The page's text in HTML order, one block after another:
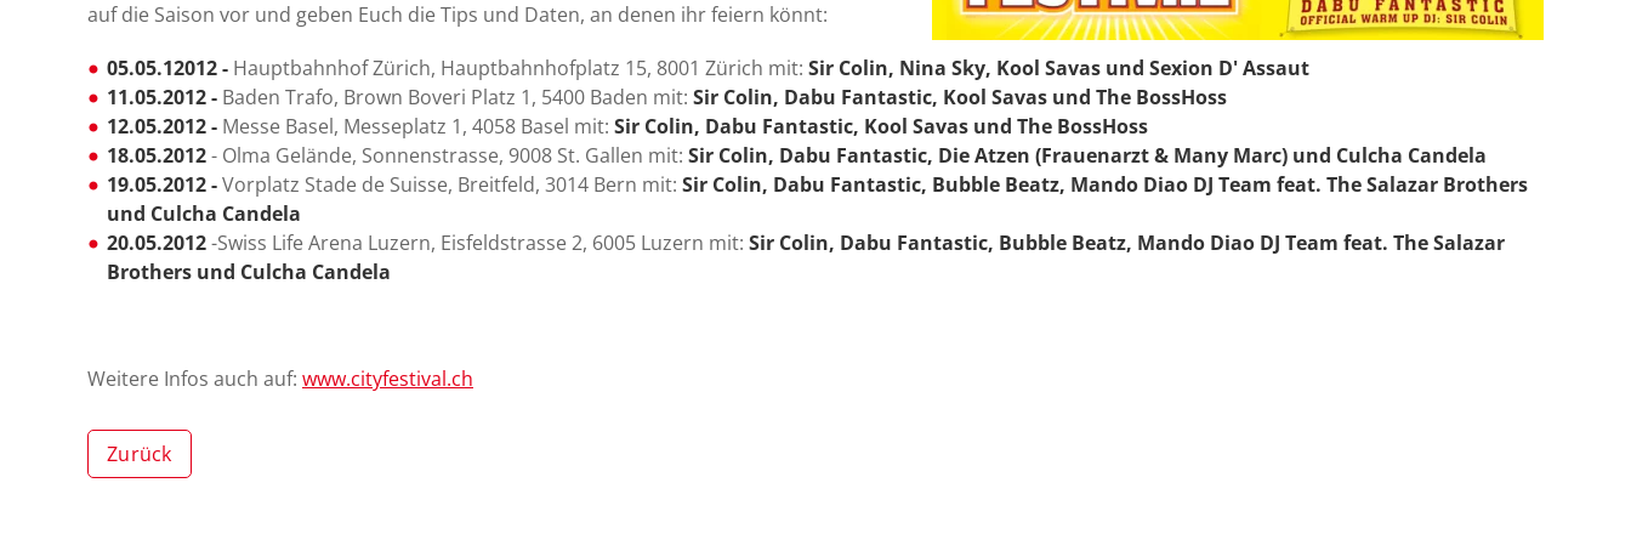
auf die Saison vor und geben Euch die Tips und Daten, an denen ihr feiern könnt:
05.05.12012 - Hauptbahnhof Zürich, Hauptbahnhofplatz 15, 8001 Zürich mit: Sir Colin, Nina Sky, Kool Savas und Sexion D' Assaut
11.05.2012 - Baden Trafo, Brown Boveri Platz 1, 5400 Baden mit: Sir Colin, Dabu Fantastic, Kool Savas und The BossHoss
12.05.2012 - Messe Basel, Messeplatz 1, 4058 Basel mit: Sir Colin, Dabu Fantastic, Kool Savas und The BossHoss
18.05.2012- Olma Gelände, Sonnenstrasse, 9008 St. Gallen mit: Sir Colin, Dabu Fantastic, Die Atzen (Frauenarzt & Many Marc) und Culcha Candela
19.05.2012 -Vorplatz Stade de Suisse, Breitfeld, 3014 Bern mit: Sir Colin, Dabu Fantastic, Bubble Beatz, Mando Diao DJ Team feat. The Salazar Brothers
und Culcha Candela
20.05.2012-Swiss Life Arena Luzern, Eisfeldstrasse 2, 6005 Luzern mit: Sir Colin, Dabu Fantastic, Bubble Beatz, Mando Diao DJ Team feat. The Salazar
Brothers und Culcha Candela
Weitere Infos auch auf: www.cityfestival.ch
Zurück